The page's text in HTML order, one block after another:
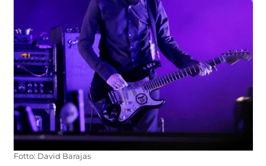
Fotto: David Barajas